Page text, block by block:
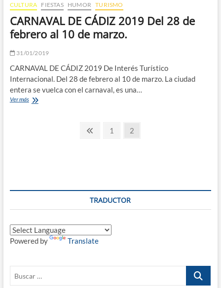
e
CULTURA FIESTAS HUMOR TURISMO
CARNAVAL DE CÁDIZ 2019 Del 28 de
febrero al 10 de marzo.
31/01/2019
CARNAVAL DE CÁDIZ 2019 De Interés Turístico
Internacional. Del 28 de febrero al 10 de marzo. La ciudad
entera se vuelca con el carnaval, es una…
Ver másCARNAVAL
PáginaPágina
1 Página
2
TRADUCTOR
Powered by Translate
Buscar